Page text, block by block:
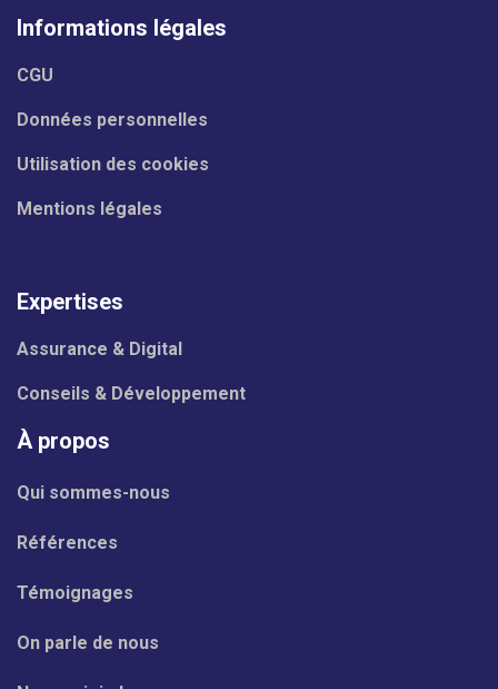
Informations légales
CGU
Données personnelles
Utilisation des cookies
Mentions légales
Expertises
Assurance & Digital
Conseils & Développement
À propos
Qui sommes-nous
Références
Témoignages
On parle de nous